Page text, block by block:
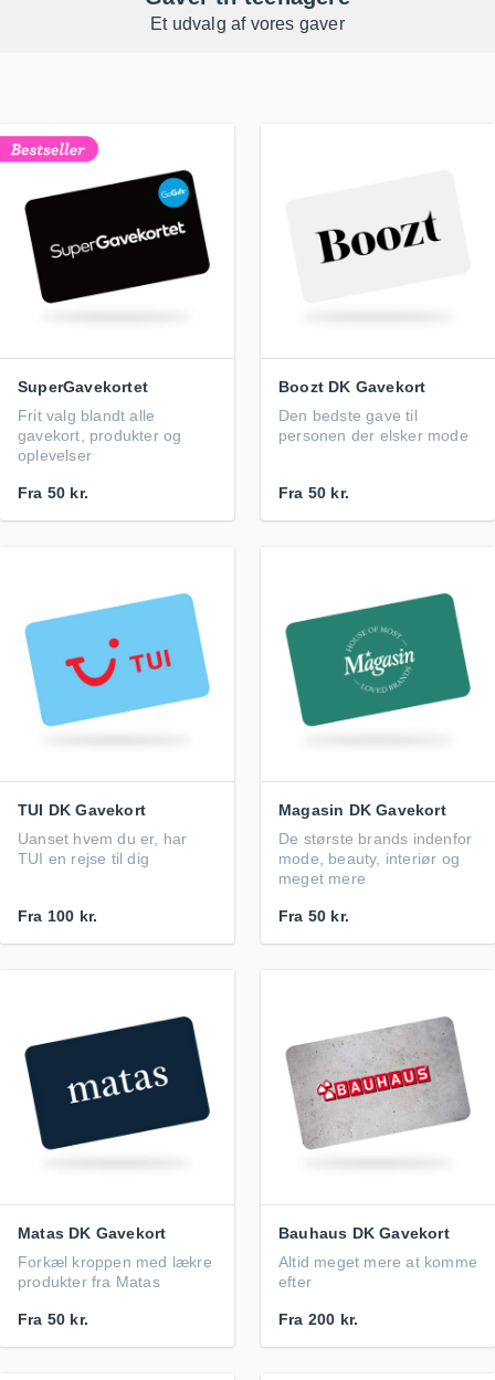
Et udvalg af vores gaver
SuperGavekortet
Frit valg blandt alle
gavekort, produkter og
oplevelser
Fra 50 kr.
Boozt DK Gavekort
Den bedste gave til
personen der elsker mode
Fra 50 kr.
TUI DK Gavekort
Uanset hvem du er, har
TUI en rejse til dig
Fra 100 kr.
Magasin DK Gavekort
De største brands indenfor
mode, beauty, interiør og
meget mere
Fra 50 kr.
Matas DK Gavekort
Forkæl kroppen med lækre
produkter fra Matas
Fra 50 kr.
Bauhaus DK Gavekort
Altid meget mere at komme
efter
Fra 200 kr.